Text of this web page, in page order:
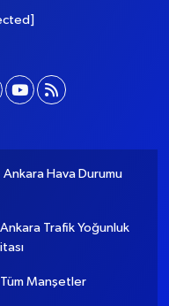
Ankara Hava Durumu
Ankara Trafik Yoğunluk
Tüm Manşetler